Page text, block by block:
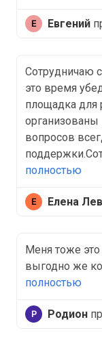
Евгений
Сотрудничаю
это время
площадка для
организованы
вопросов
полностью
Елена
Меня тоже
выгодно же
полностью
Родион